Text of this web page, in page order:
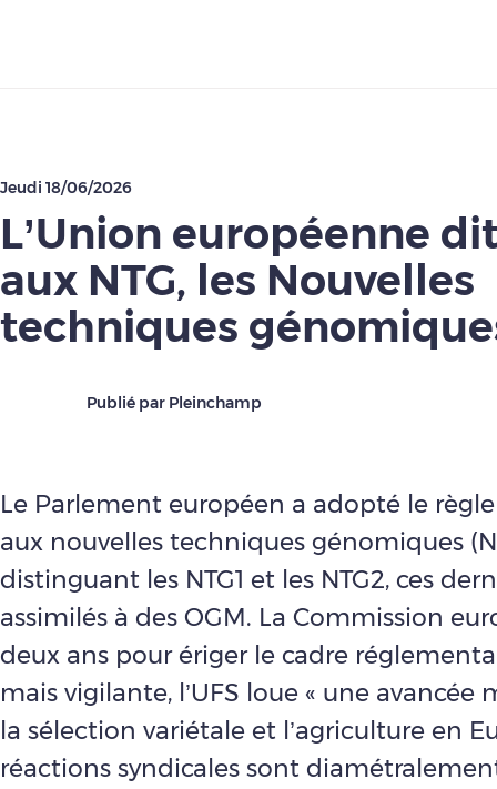
Jeudi 18/06/2026
L’Union européenne
aux NTG, les Nouvelles
techniques
Publié par Pleinchamp
Le Parlement européen a adopté le
aux nouvelles techniques génomiques
distinguant les NTG1 et les NTG2, ces
assimilés à des OGM. La Commission
deux ans pour ériger le cadre
mais vigilante, l’UFS loue « une avancée
la sélection variétale et l’agriculture en
réactions syndicales sont